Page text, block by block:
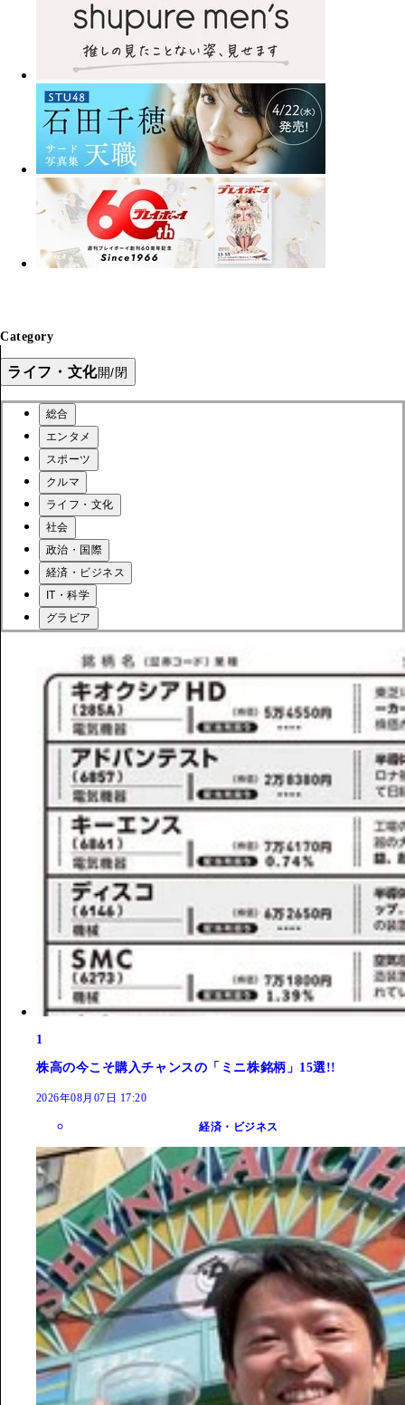
Category
ライフ・文化開/閉
総合
エンタメ
スポーツ
クルマ
ライフ・文化
社会
政治・国際
経済・ビジネス
IT・科学
グラビア
1
株高の今こそ購入チャンスの「ミニ株銘柄」15選!!
2026年08月07日 17:20
経済・ビジネス